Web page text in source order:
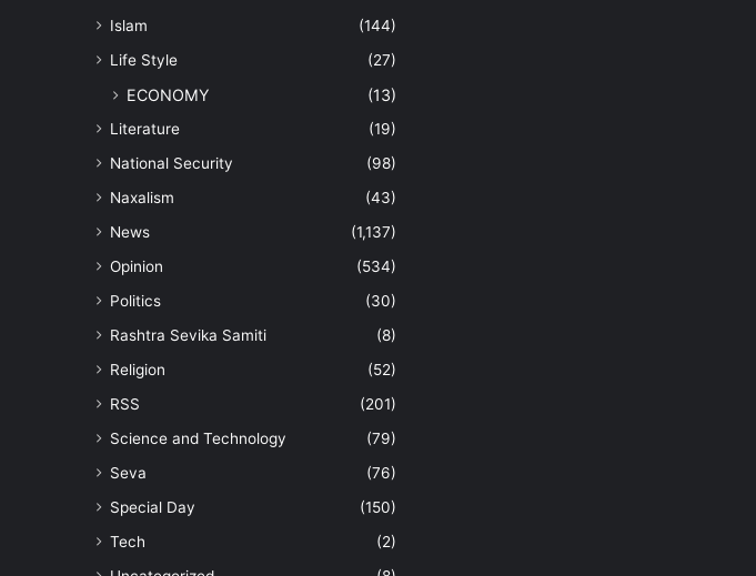
Islam
(144)
Life Style
(27)
ECONOMY (13)
Literature
(19)
National Security
(98)
Naxalism
(43)
News
(1,137)
Opinion
(534)
Politics
(30)
Rashtra Sevika Samiti
(8)
Religion
(52)
RSS
(201)
Science and Technology
(79)
Seva
(76)
Special Day
(150)
Tech
(2)